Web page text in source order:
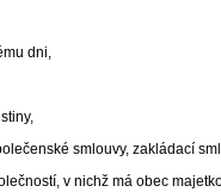
dni,
smlouvy, zakládací
v nichž má obec